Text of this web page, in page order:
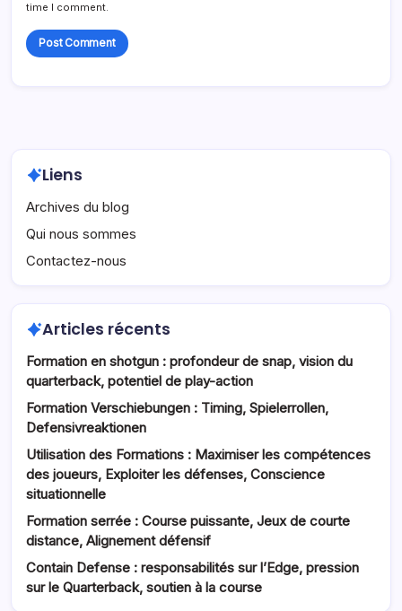
time I comment.
Liens
Archives du blog
Qui nous sommes
Contactez-nous
Articles récents
Formation en shotgun : profondeur de snap, vision du
quarterback, potentiel de play-action
Formation Verschiebungen : Timing, Spielerrollen,
Defensivreaktionen
Utilisation des Formations : Maximiser les compétences
des joueurs, Exploiter les défenses, Conscience
situationnelle
Formation serrée : Course puissante, Jeux de courte
distance, Alignement défensif
Contain Defense : responsabilités sur l’Edge, pression
sur le Quarterback, soutien à la course